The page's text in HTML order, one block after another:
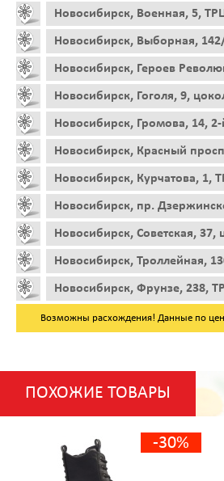
Новосибирск, Военная, 5,
Новосибирск, Выборная,
Новосибирск, Героев
Новосибирск, Гоголя, 9,
Новосибирск, Громова, 14,
Новосибирск, Красный
Новосибирск, Курчатова, 1,
Новосибирск, пр.
Новосибирск, Советская, 37,
Новосибирск, Троллейная,
Новосибирск, Фрунзе, 238,
Возможны расхождения! Данные по
ПОХОЖИЕ ТОВАРЫ
-30%